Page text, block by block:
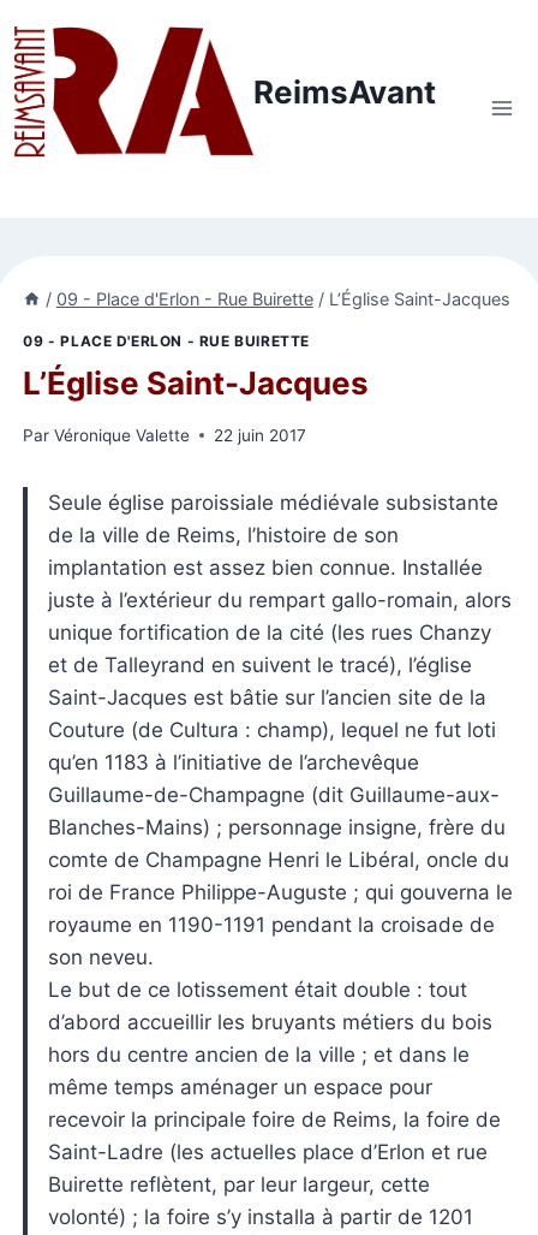
au
contenu
ReimsAvant
/ 09 - Place d'Erlon - Rue Buirette / L’Église Saint-Jacques
09 - PLACE D'ERLON - RUE BUIRETTE
L’Église Saint-Jacques
Par Véronique Valette 22 juin 2017
Seule église paroissiale médiévale subsistante
de la ville de Reims, l’histoire de son
implantation est assez bien connue. Installée
juste à l’extérieur du rempart gallo-romain, alors
unique fortification de la cité (les rues Chanzy
et de Talleyrand en suivent le tracé), l’église
Saint-Jacques est bâtie sur l’ancien site de la
Couture (de Cultura : champ), lequel ne fut loti
qu’en 1183 à l’initiative de l’archevêque
Guillaume-de-Champagne (dit Guillaume-aux-
Blanches-Mains) ; personnage insigne, frère du
comte de Champagne Henri le Libéral, oncle du
roi de France Philippe-Auguste ; qui gouverna le
royaume en 1190-1191 pendant la croisade de
son neveu.
Le but de ce lotissement était double : tout
d’abord accueillir les bruyants métiers du bois
hors du centre ancien de la ville ; et dans le
même temps aménager un espace pour
recevoir la principale foire de Reims, la foire de
Saint-Ladre (les actuelles place d’Erlon et rue
Buirette reflètent, par leur largeur, cette
volonté) ; la foire s’y installa à partir de 1201